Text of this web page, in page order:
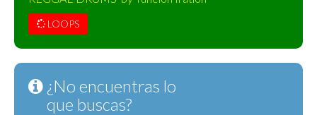
LOOPS
¿No encuentras lo
que buscas?